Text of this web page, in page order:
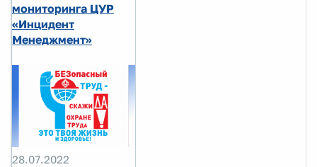
мониторинга ЦУР
«Инцидент
Менеджмент»
28.07.2022